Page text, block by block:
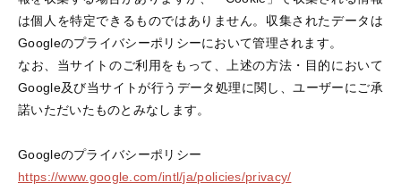
は個人を特定できるものではありません。収集されたデータは
Googleのプライバシーポリシーにおいて管理されます。
なお、当サイトのご利用をもって、上述の方法・目的において
Google及び当サイトが行うデータ処理に関し、ユーザーにご承
諾いただいたものとみなします。
Googleのプライバシーポリシー
https://www.google.com/intl/ja/policies/privacy/